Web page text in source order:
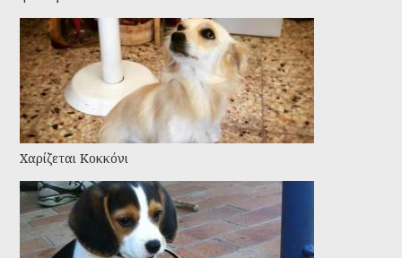
Χαρίζεται Κοκκόνι